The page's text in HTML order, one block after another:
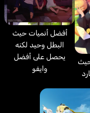
حيث
أفضل أنميات حيث
البطل وحيد لكنه
يحصل على أفضل
وايفو